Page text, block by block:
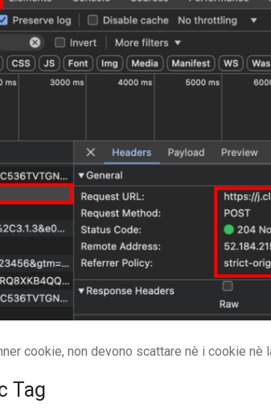
cookie, non devono scattare nè i cookie nè
Tag